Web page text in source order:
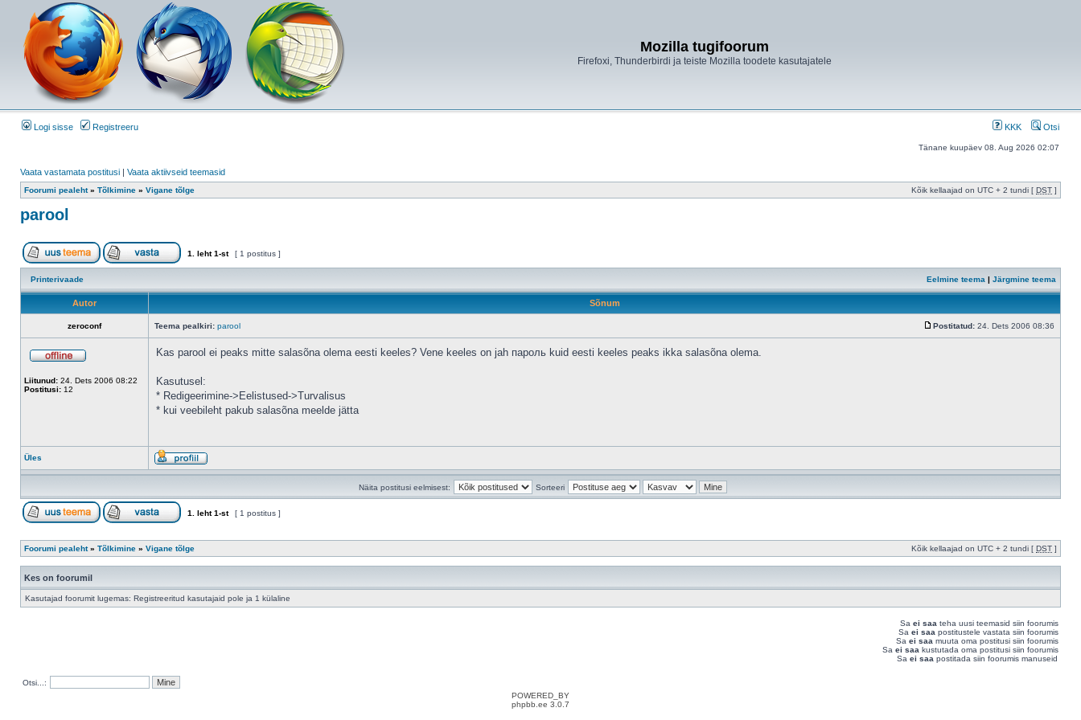
Mozilla tugifoorum
Firefoxi, Thunderbirdi ja teiste Mozilla toodete kasutajatele
Logi sisse Registreeru KKK Otsi
Tänane kuupäev 08. Aug 2026 02:07
Vaata vastamata postitusi | Vaata aktiivseid teemasid
Foorumi pealeht» Tõlkimine » Vigane tõlge Kõik kellaajad on UTC + 2 tundi [ DST ]
parool
1 . leht1-st [ 1 postitus ]
Printerivaade Eelmine teema | Järgmine teema
Autor Sõnum
zeroconf Teema pealkiri: parool Postitatud: 24. Dets 2006 08:36
Liitunud: 24. Dets 2006 08:22
Postitusi: 12
Kas parool ei peaks mitte salasõna olema eesti keeles? Vene keeles on jah пароль kuid eesti keeles peaks ikka salasõna olema.
Kasutusel:
* Redigeerimine->Eelistused->Turvalisus
* kui veebileht pakub salasõna meelde jätta
Üles
Näita postitusi eelmisest: Sorteeri
1 . leht1-st [ 1 postitus ]
Foorumi pealeht» Tõlkimine » Vigane tõlge Kõik kellaajad on UTC + 2 tundi [ DST ]
Kes on foorumil
Kasutajad foorumit lugemas: Registreeritud kasutajaid pole ja 1 külaline
Sa ei saa teha uusi teemasid siin foorumis
Sa ei saa postitustele vastata siin foorumis
Sa ei saa muuta oma postitusi siin foorumis
Sa ei saa kustutada oma postitusi siin foorumis
Sa ei saa postitada siin foorumis manuseid
Otsi...:
POWERED_BY
phpbb.ee 3.0.7